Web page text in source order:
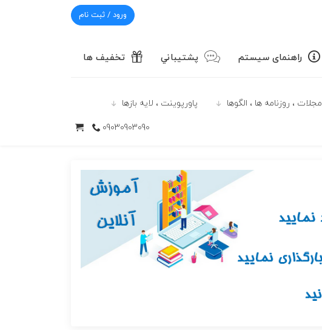
ورود / ثبت نام
راهنمای سیستم پشتيباني تخفیف ها
مجلات ، روزنامه ها ، الگوها پاورپوينت ، لایه بازها
09030903090